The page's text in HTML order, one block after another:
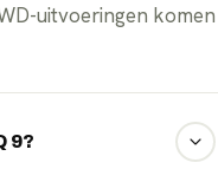
uitvoeringen komen
9?